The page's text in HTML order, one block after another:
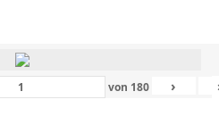
von 180 ›